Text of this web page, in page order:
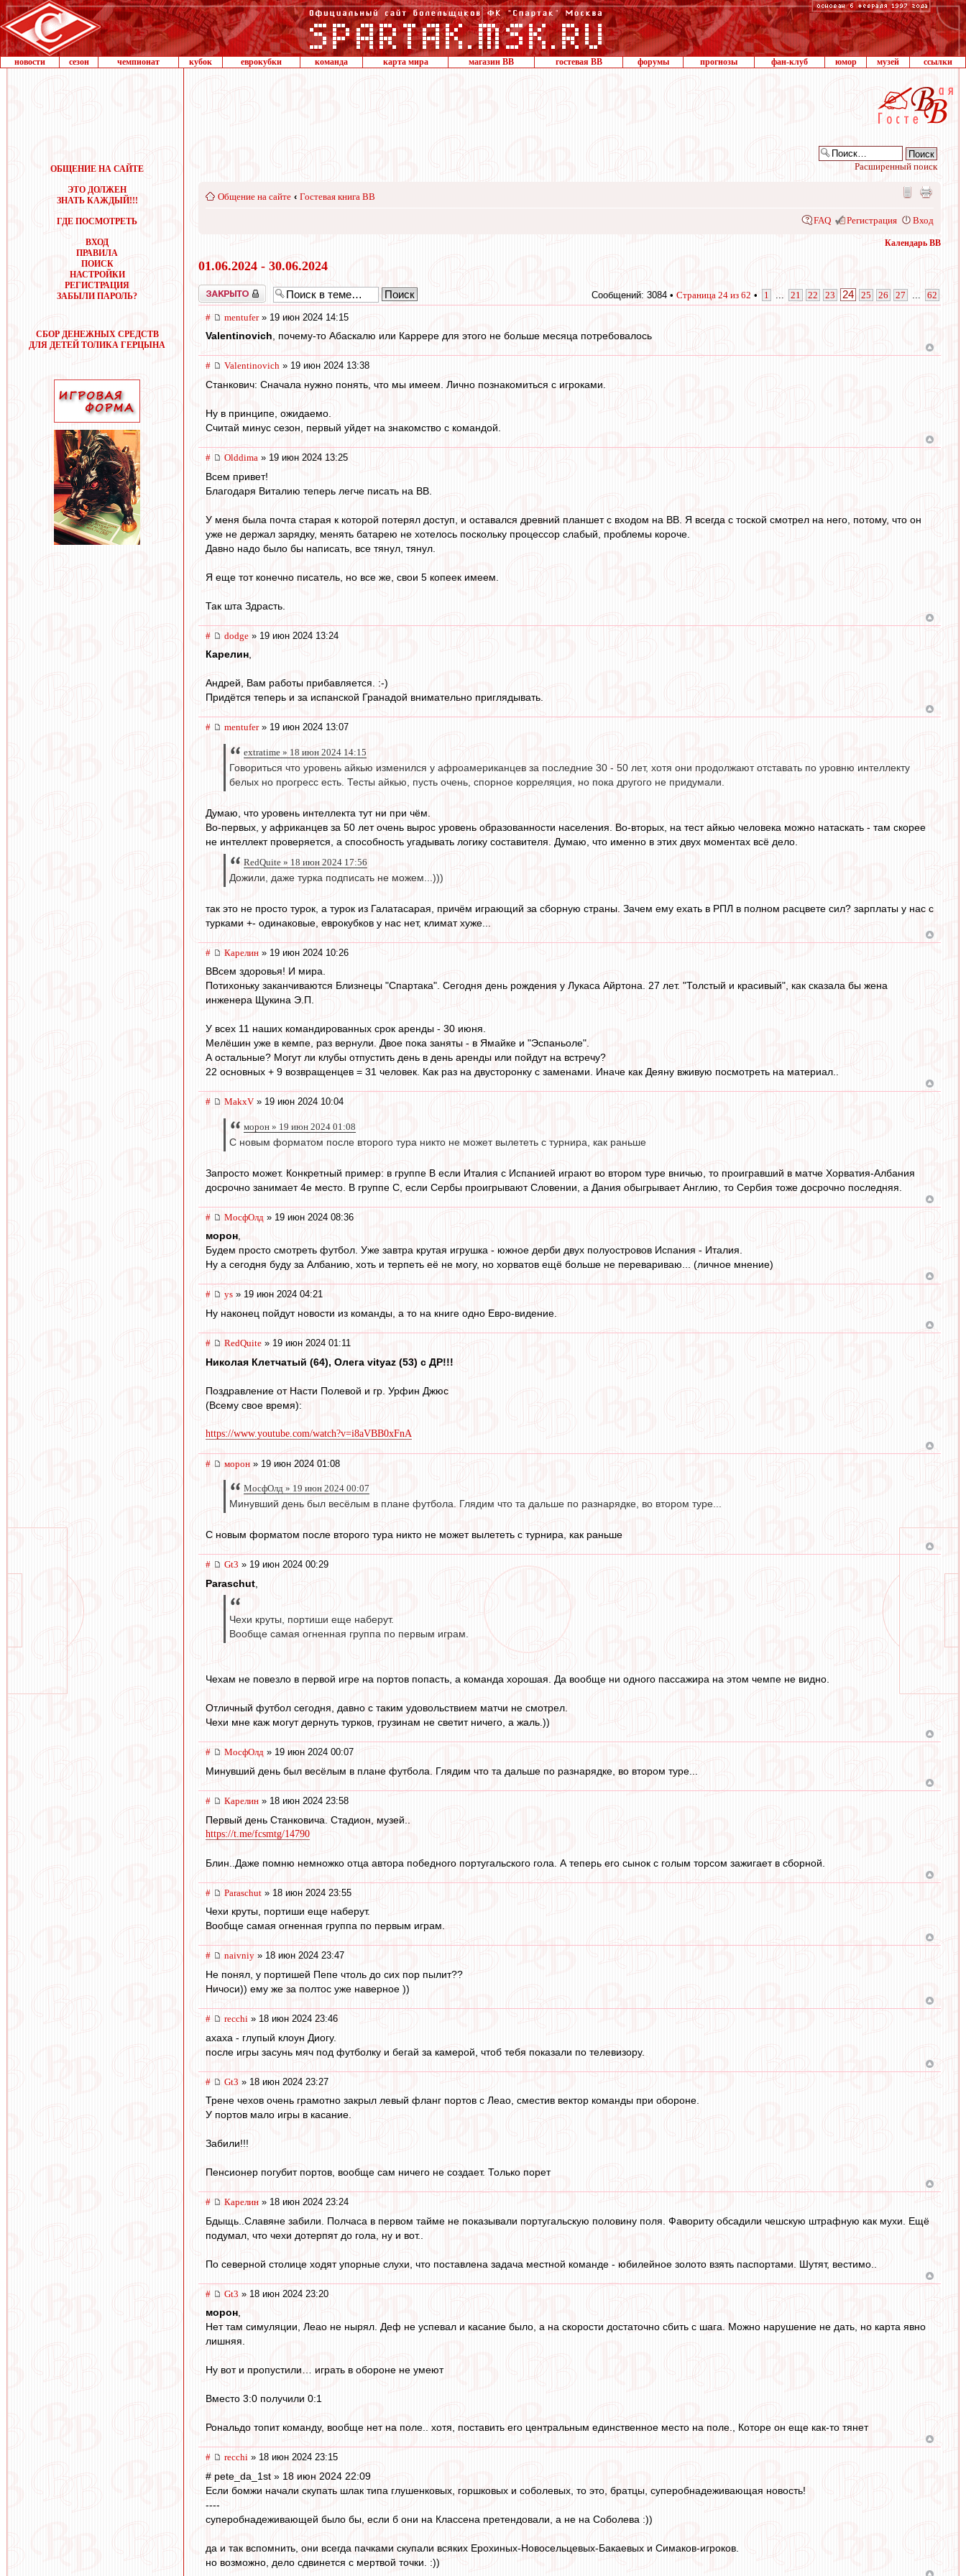
новости сезон чемпионат кубок еврокубки команда карта мира магазин ВВ гостевая ВВ форумы прогнозы фан-клуб юмор музей ссылки
ОБЩЕНИЕ НА САЙТЕ
ЭТО ДОЛЖЕН
ЗНАТЬ КАЖДЫЙ!!!
ГДЕ ПОСМОТРЕТЬ
ВХОД
ПРАВИЛА
ПОИСК
НАСТРОЙКИ
РЕГИСТРАЦИЯ
ЗАБЫЛИ ПАРОЛЬ?
СБОР ДЕНЕЖНЫХ СРЕДСТВ
ДЛЯ ДЕТЕЙ ТОЛИКА ГЕРЦЫНА
Расширенный поиск
Общение на сайте ‹ Гостевая книга ВВ
FAQ Регистрация Вход
Календарь ВВ
01.06.2024 - 30.06.2024
Закрыто Сообщений: 3084 • Страница 24 из 62 • 1 21 22 23 24 25 26 27 62
# mentufer» 19 июн 2024 14:15
Valentinovich, почему-то Абаскалю или Каррере для этого не больше месяца потребовалось
# Valentinovich » 19 июн 2024 13:38
Станкович: Сначала нужно понять, что мы имеем. Лично познакомиться с игроками.
Ну в принципе, ожидаемо.
Считай минус сезон, первый уйдет на знакомство с командой.
# Olddima » 19 июн 2024 13:25
Всем привет!
Благодаря Виталию теперь легче писать на ВВ.
У меня была почта старая к которой потерял доступ, и оставался древний планшет с входом на ВВ. Я всегда с тоской смотрел на него, потому, что он
уже не держал зарядку, менять батарею не хотелось поскольку процессор слабый, проблемы короче.
Давно надо было бы написать, все тянул, тянул.
Я еще тот конечно писатель, но все же, свои 5 копеек имеем.
Так шта Здрасть.
# dodge » 19 июн 2024 13:24
Карелин,
Андрей, Вам работы прибавляется. :-)
Придётся теперь и за испанской Гранадой внимательно приглядывать.
# mentufer» 19 июн 2024 13:07
extratime » 18 июн 2024 14:15
Говориться что уровень айкью изменился у афроамериканцев за последние 30 - 50 лет, хотя они продолжают отставать по уровню интеллекту
белых но прогресс есть. Тесты айкью, пусть очень, спорное корреляция, но пока другого не придумали.
Думаю, что уровень интеллекта тут ни при чём.
Во-первых, у африканцев за 50 лет очень вырос уровень образованности населения. Во-вторых, на тест айкью человека можно натаскать - там скорее
не интеллект проверяется, а способность угадывать логику составителя. Думаю, что именно в этих двух моментах всё дело.
RedQuite » 18 июн 2024 17:56
Дожили, даже турка подписать не можем...)))
так это не просто турок, а турок из Галатасарая, причём играющий за сборную страны. Зачем ему ехать в РПЛ в полном расцвете сил? зарплаты у нас с
турками +- одинаковые, еврокубков у нас нет, климат хуже...
# Карелин » 19 июн 2024 10:26
ВВсем здоровья! И мира.
Потихоньку заканчиваются Близнецы "Спартака". Сегодня день рождения у Лукаса Айртона. 27 лет. "Толстый и красивый", как сказала бы жена
инженера Щукина Э.П.
У всех 11 наших командированных срок аренды - 30 июня.
Мелёшин уже в кемпе, раз вернули. Двое пока заняты - в Ямайке и "Эспаньоле".
А остальные? Могут ли клубы отпустить день в день аренды или пойдут на встречу?
22 основных + 9 возвращенцев = 31 человек. Как раз на двусторонку с заменами. Иначе как Деяну вживую посмотреть на материал..
# MakxV » 19 июн 2024 10:04
морон » 19 июн 2024 01:08
С новым форматом после второго тура никто не может вылететь с турнира, как раньше
Запросто может. Конкретный пример: в группе B если Италия с Испанией играют во втором туре вничью, то проигравший в матче Хорватия-Албания
досрочно занимает 4е место. В группе C, если Сербы проигрывают Словении, а Дания обыгрывает Англию, то Сербия тоже досрочно последняя.
# МосфОлд » 19 июн 2024 08:36
морон,
Будем просто смотреть футбол. Уже завтра крутая игрушка - южное дерби двух полуостровов Испания - Италия.
Ну а сегодня буду за Албанию, хоть и терпеть её не могу, но хорватов ещё больше не перевариваю... (личное мнение)
# ys » 19 июн 2024 04:21
Ну наконец пойдут новости из команды, а то на книге одно Евро-видение.
# RedQuite » 19 июн 2024 01:11
Николая Клетчатый (64), Олега vityaz (53) с ДР!!!
Поздравление от Насти Полевой и гр. Урфин Джюс
(Всему свое время):
https://www.youtube.com/watch?v=i8aVBB0xFnA
# морон » 19 июн 2024 01:08
МосфОлд » 19 июн 2024 00:07
Минувший день был весёлым в плане футбола. Глядим что та дальше по разнарядке, во втором туре...
С новым форматом после второго тура никто не может вылететь с турнира, как раньше
# Gt3 » 19 июн 2024 00:29
Paraschut
Чехи круты, портиши еще наберут.
Вообще самая огненная группа по первым играм.
Чехам не повезло в первой игре на портов попасть, а команда хорошая. Да вообще ни одного пассажира на этом чемпе не видно.
Отличный футбол сегодня, давно с таким удовольствием матчи не смотрел.
Чехи мне каж могут дернуть турков, грузинам не светит ничего, а жаль.))
# МосфОлд » 19 июн 2024 00:07
Минувший день был весёлым в плане футбола. Глядим что та дальше по разнарядке, во втором туре...
# Карелин » 18 июн 2024 23:58
Первый день Станковича. Стадион, музей..
https://t.me/fcsmtg/14790
Блин..Даже помню немножко отца автора победного португальского гола. А теперь его сынок с голым торсом зажигает в сборной.
# Paraschut » 18 июн 2024 23:55
Чехи круты, портиши еще наберут.
Вообще самая огненная группа по первым играм.
# naivniy » 18 июн 2024 23:47
Не понял, у портишей Пепе чтоль до сих пор пылит??
Ничоси)) ему же за полтос уже наверное ))
# recchi » 18 июн 2024 23:46
ахаха - глупый клоун Диогу.
после игры засунь мяч под футболку и бегай за камерой, чтоб тебя показали по телевизору.
# Gt3 » 18 июн 2024 23:27
Трене чехов очень грамотно закрыл левый фланг портов с Леао, сместив вектор команды при обороне.
У портов мало игры в касание.
Забили!!!
Пенсионер погубит портов, вообще сам ничего не создает. Только порет
# Карелин » 18 июн 2024 23:24
Бдыщь..Славяне забили. Полчаса в первом тайме не показывали португальскую половину поля. Фавориту обсадили чешскую штрафную как мухи. Ещё
подумал, что чехи дотерпят до гола, ну и вот..
По северной столице ходят упорные слухи, что поставлена задача местной команде - юбилейное золото взять паспортами. Шутят, вестимо..
# Gt3 » 18 июн 2024 23:20
морон,
Нет там симуляции, Леао не нырял. Деф не успевал и касание было, а на скорости достаточно сбить с шага. Можно нарушение не дать, но карта явно
лишняя.
Ну вот и пропустили… играть в обороне не умеют
Вместо 3:0 получили 0:1
Рональдо топит команду, вообще нет на поле.. хотя, поставить его центральным единственное место на поле., Которе он еще как-то тянет
# recchi » 18 июн 2024 23:15
# pete_da_1st » 18 июн 2024 22:09
Если бомжи начали скупать шлак типа глушенковых, горшковых и соболевых, то это, братцы, суперобнадеживающая новость!
----
суперобнадеживающей было бы, если б они на Классена претендовали, а не на Соболева :))
да и так вспомнить, они всегда пачками скупали всяких Ерохиных-Новосельцевых-Бакаевых и Симаков-игроков.
но возможно, дело сдвинется с мертвой точки. :))